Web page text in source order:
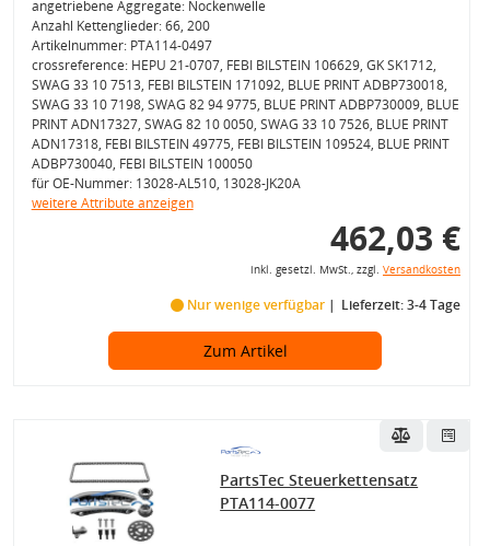
angetriebene Aggregate: Nockenwelle
Anzahl Kettenglieder: 66, 200
Artikelnummer: PTA114-0497
crossreference: HEPU 21-0707, FEBI BILSTEIN 106629, GK SK1712,
SWAG 33 10 7513, FEBI BILSTEIN 171092, BLUE PRINT ADBP730018,
SWAG 33 10 7198, SWAG 82 94 9775, BLUE PRINT ADBP730009, BLUE
PRINT ADN17327, SWAG 82 10 0050, SWAG 33 10 7526, BLUE PRINT
ADN17318, FEBI BILSTEIN 49775, FEBI BILSTEIN 109524, BLUE PRINT
ADBP730040, FEBI BILSTEIN 100050
für OE-Nummer: 13028-AL510, 13028-JK20A
weitere Attribute anzeigen
462,03 €
inkl. gesetzl. MwSt., zzgl. Versandkosten
Nur wenige verfügbar Lieferzeit: 3-4 Tage
Zum Artikel
PartsTec Steuerkettensatz
PTA114-0077